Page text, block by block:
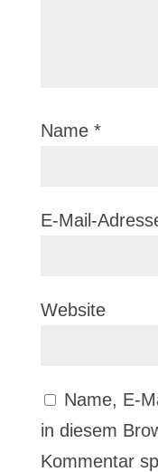
Name *
E-Mail-
Website
Name, E-
in diesem
Kommentar